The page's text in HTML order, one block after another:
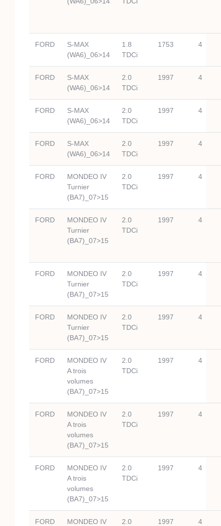
FORD
S-MAX
(WA6)_06>14
1.8
TDCi
1753 4
FORD
S-MAX
(WA6)_06>14
2.0
TDCi
1997 4
FORD
S-MAX
(WA6)_06>14
2.0
TDCi
1997 4
FORD
S-MAX
(WA6)_06>14
2.0
TDCi
1997 4
FORD
MONDEO IV
Turnier
(BA7)_07>15
2.0
TDCi
1997 4
FORD
MONDEO IV
Turnier
(BA7)_07>15
2.0
TDCi
1997 4
FORD
MONDEO IV
Turnier
(BA7)_07>15
2.0
TDCi
1997 4
FORD
MONDEO IV
Turnier
(BA7)_07>15
2.0
TDCi
1997 4
FORD
MONDEO IV
A trois
volumes
(BA7)_07>15
2.0
TDCi
1997 4
FORD
MONDEO IV
A trois
volumes
(BA7)_07>15
2.0
TDCi
1997 4
FORD
MONDEO IV
A trois
volumes
(BA7)_07>15
2.0
TDCi
1997 4
FORD
MONDEO IV
2.0
1997 4